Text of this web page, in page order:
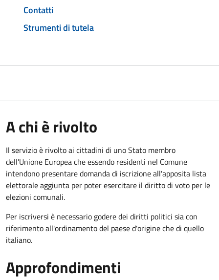
Contatti
Strumenti di tutela
A chi è rivolto
Il servizio è rivolto ai cittadini di uno Stato membro
dell'Unione Europea che essendo residenti nel Comune
intendono presentare domanda di iscrizione all'apposita lista
elettorale aggiunta per poter esercitare il diritto di voto per le
elezioni comunali.
Per iscriversi è necessario godere dei diritti politici sia con
riferimento all'ordinamento del paese d'origine che di quello
italiano.
Approfondimenti